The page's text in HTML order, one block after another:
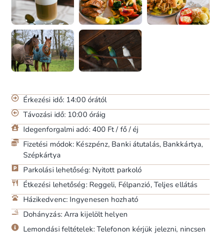
Érkezési idő: 14:00 órától
Távozási idő: 10:00 óráig
Idegenforgalmi adó: 400 Ft / fő / éj
Fizetési módok: Készpénz, Banki átutalás, Bankkártya,
Szépkártya
Parkolási lehetőség: Nyitott parkoló
Étkezési lehetőség: Reggeli, Félpanzió, Teljes ellátás
Házikedvenc: Ingyenesen hozható
Dohányzás: Arra kijelölt helyen
Lemondási feltételek: Telefonon kérjük jelezni, nincsen